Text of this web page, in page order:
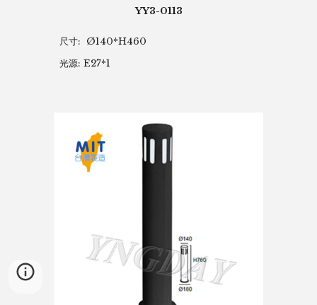
YY3-0113
尺寸: Ø140*H460
光源: E27*1